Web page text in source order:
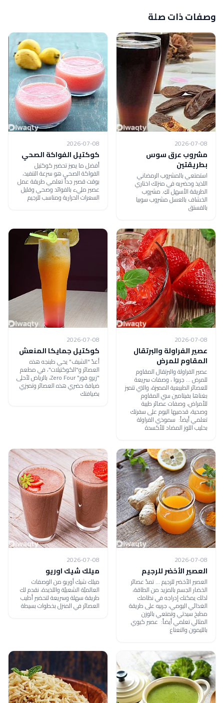
وصفات ذات صلة
2026-07-08
مشروب عرق سوس
بطريقتين
استمتعي بالمشروب الرمضاني
اللذيذ وحضريه في منزلك اختاري
الطريقة الأسهل لكِ. مشروب
الخشاف بالعسل مشروب سوبيا
بالفستق
2026-07-08
كوكتيل الفواكة الصحي
أفضل ما يميز تحضير كوكتيل
الفواكة الصحي هو سرعة التنفيد،
بوقت قصير جداً تعلمي طريقة عمل
عصير مليء بالفوائد وصحي وقليل
السعرات الحرارية ومناسب للرجيم
2026-07-08
عصير الفراولة والبرتقال
المقاوم للمرض
عصير الفراولة والبرتقال المقاوم
للمرض ... جربوا ، وصفات سريعة
للعصائر الطبيعية المميزة، والتي تتميز
بغناها بفيتامين سي المقاوم
للأمراض، وصفات عصائر طيبة
وصحية، قدميها اليوم على سفرتك
تعلمي أيضاً: سموذي الفراولة
بحليب اللوز المضاد للأكسدة
2026-07-08
كوكتيل جمايكا المنعش
أعدّ "الشيف" يحي طبنجه هذه
العصائر و"الكوكتيلات"، في مطعم
"زيرو فور" Zero Four، بالرياض لأحلى
ضيافة حضري هذه العصائر وتميزي
بضيافتك
2026-07-08
العصير الأخضر للرجيم
العصير الأخضر للرجيم ... تمدّ عصائر
الخضار الجسم بالمزيد من الطاقة،
لذلك يمكنك إدراجه في نظامك
الغذائي اليومي، جربيه على طريقة
مطبخ سيدتي وتمتعي بالوزن
المثالي تعلمي أيضاً: عصير كيوي
بالليمون والنعناع
2026-07-08
ميلك شيك اوريو
ميلك شيك أوريو من الوصفات
العالميّة الشعبيّة واللذيدة، نقدم لك
طريقة سهلة وسريعة لتحضير أطيب
العصائر في المنزل بخطوات بسيطة